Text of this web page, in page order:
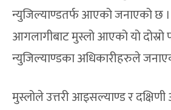
न्युजिल्याण्डतर्फ आएको जनाएको छ ।
आगलागीबाट मुस्लो आएको यो
न्युजिल्याण्डका अधिकारीहरुले
मुस्लोले उत्तरी आइसल्याण्ड र